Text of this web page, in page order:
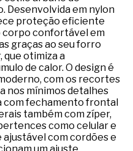
em nylon
proteção eficiente
corpo confortável em
graças ao seu forro
otimiza a
de calor. O design é
com os recortes
nos mínimos detalhes
com fechamento frontal
também com zíper,
como celular e
ajustável com cordões e